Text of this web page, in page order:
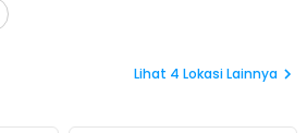
Lihat 4 Lokasi Lainnya